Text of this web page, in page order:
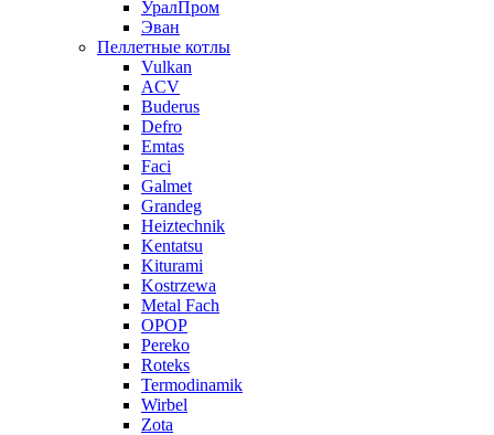
УралПром
Эван
Пеллетные котлы
Vulkan
ACV
Buderus
Defro
Emtas
Faci
Galmet
Grandeg
Heiztechnik
Kentatsu
Kiturami
Kostrzewa
Metal Fach
OPOP
Pereko
Roteks
Termodinamik
Wirbel
Zota